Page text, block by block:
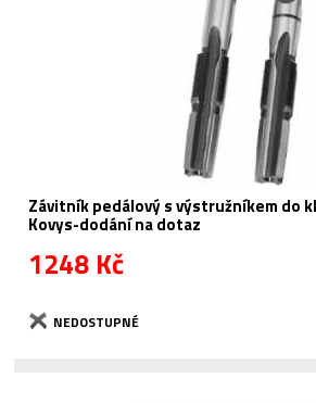
Závitník pedálový s výstružníkem do
Kovys-dodání na dotaz
1248 Kč
NEDOSTUPNÉ